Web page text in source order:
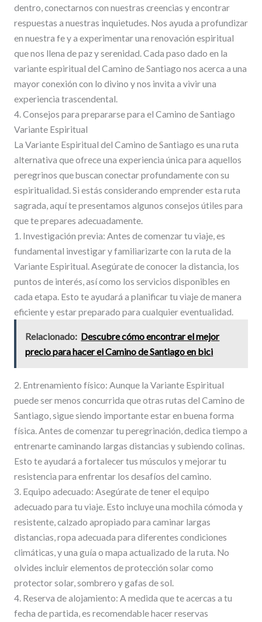
dentro, conectarnos con nuestras creencias y encontrar
respuestas a nuestras inquietudes. Nos ayuda a profundizar
en nuestra fe y a experimentar una renovación espiritual
que nos llena de paz y serenidad. Cada paso dado en la
variante espiritual del Camino de Santiago nos acerca a una
mayor conexión con lo divino y nos invita a vivir una
experiencia trascendental.
4. Consejos para prepararse para el Camino de Santiago
Variante Espiritual
La Variante Espiritual del Camino de Santiago es una ruta
alternativa que ofrece una experiencia única para aquellos
peregrinos que buscan conectar profundamente con su
espiritualidad. Si estás considerando emprender esta ruta
sagrada, aquí te presentamos algunos consejos útiles para
que te prepares adecuadamente.
1. Investigación previa: Antes de comenzar tu viaje, es
fundamental investigar y familiarizarte con la ruta de la
Variante Espiritual. Asegúrate de conocer la distancia, los
puntos de interés, así como los servicios disponibles en
cada etapa. Esto te ayudará a planificar tu viaje de manera
eficiente y estar preparado para cualquier eventualidad.
Relacionado: Descubre cómo encontrar el mejor
precio para hacer el Camino de Santiago en bici
2. Entrenamiento físico: Aunque la Variante Espiritual
puede ser menos concurrida que otras rutas del Camino de
Santiago, sigue siendo importante estar en buena forma
física. Antes de comenzar tu peregrinación, dedica tiempo a
entrenarte caminando largas distancias y subiendo colinas.
Esto te ayudará a fortalecer tus músculos y mejorar tu
resistencia para enfrentar los desafíos del camino.
3. Equipo adecuado: Asegúrate de tener el equipo
adecuado para tu viaje. Esto incluye una mochila cómoda y
resistente, calzado apropiado para caminar largas
distancias, ropa adecuada para diferentes condiciones
climáticas, y una guía o mapa actualizado de la ruta. No
olvides incluir elementos de protección solar como
protector solar, sombrero y gafas de sol.
4. Reserva de alojamiento: A medida que te acercas a tu
fecha de partida, es recomendable hacer reservas